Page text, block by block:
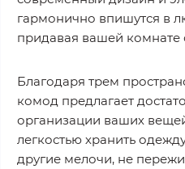
гармонично впишутся в
придавая вашей
Благодаря трем
комод предлагает
организации ваших
легкостью хранить
другие мелочи, не